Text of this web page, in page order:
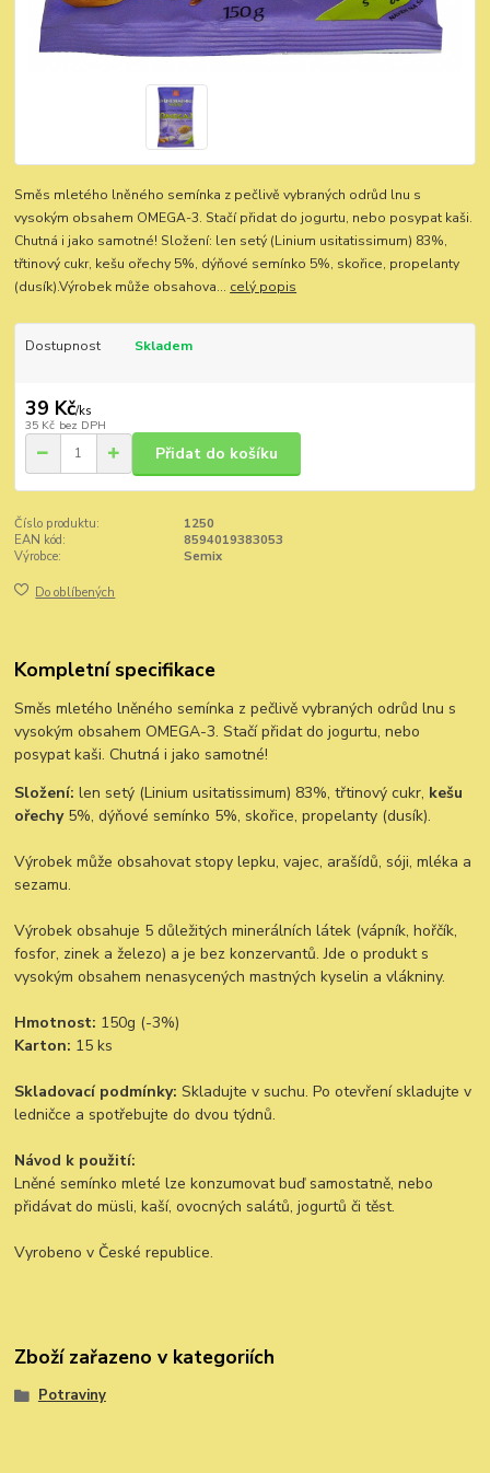
Směs mletého lněného semínka z pečlivě vybraných odrůd lnu s
vysokým obsahem OMEGA-3. Stačí přidat do jogurtu, nebo posypat kaši.
Chutná i jako samotné! Složení: len setý (Linium usitatissimum) 83%,
třtinový cukr, kešu ořechy 5%, dýňové semínko 5%, skořice, propelanty
(dusík).Výrobek může obsahova... celý popis
Dostupnost Skladem
39 Kč/ks
35 Kč bez DPH
Přidat do košíku
Číslo produktu:
1250
EAN kód:
8594019383053
Výrobce:
Semix
Do oblíbených
Kompletní specifikace
Směs mletého lněného semínka z pečlivě vybraných odrůd lnu s
vysokým obsahem OMEGA-3. Stačí přidat do jogurtu, nebo
posypat kaši. Chutná i jako samotné!
Složení: len setý (Linium usitatissimum) 83%, třtinový cukr, kešu
ořechy5%, dýňové semínko 5%, skořice, propelanty (dusík).
Výrobek může obsahovat stopy lepku, vajec, arašídů, sóji, mléka a
sezamu.
Výrobek obsahuje 5 důležitých minerálních látek (vápník, hořčík,
fosfor, zinek a železo) a je bez konzervantů. Jde o produkt s
vysokým obsahem nenasycených mastných kyselin a vlákniny.
Hmotnost: 150g (-3%)
Karton: 15 ks
Skladovací podmínky: Skladujte v suchu. Po otevření skladujte v
ledničce a spotřebujte do dvou týdnů.
Návod k použití:
Lněné semínko mleté lze konzumovat buď samostatně, nebo
přidávat do müsli, kaší, ovocných salátů, jogurtů či těst.
Vyrobeno v České republice.
Zboží zařazeno v kategoriích
Potraviny